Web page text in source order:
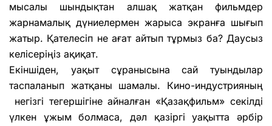
мысалы шындықтан алшақ жатқан фильмдер
жарнамалық дүниелермен жарыса экранға шығып
жатыр. Қателесіп не ағат айтып тұрмыз ба? Даусыз
келісеріңіз ақиқат.
Екіншіден, уақыт сұранысына сай туындылар
таспаланып жатқаны шамалы. Кино-индустрияның
негізгі тегершігіне айналған «Қазақфильм» секілді
үлкен ұжым болмаса, дәл қазіргі уақытта әрбір